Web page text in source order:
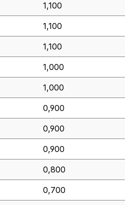
1,100
1,100
1,100
1,000
1,000
0,900
0,900
0,900
0,800
0,700